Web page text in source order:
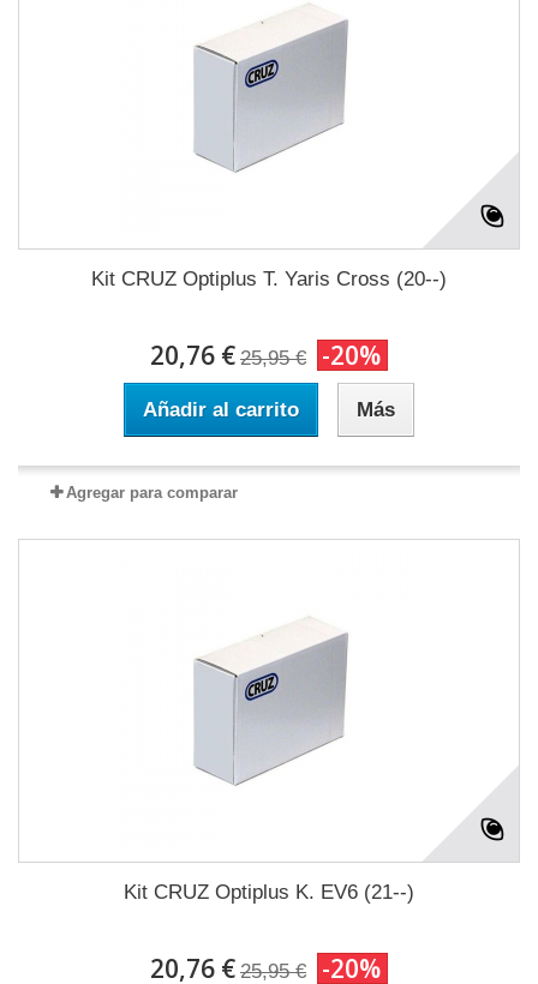
Kit CRUZ Optiplus T. Yaris Cross (20--)
20,76 € 25,95 € -20%
Añadir al carrito Más
Agregar para comparar
Kit CRUZ Optiplus K. EV6 (21--)
20,76 € 25,95 € -20%